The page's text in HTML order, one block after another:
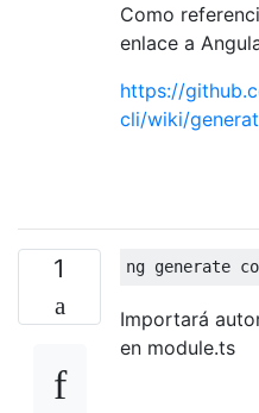
Como
enlace a
https://
cli/wiki/
1
Importará
en module.ts